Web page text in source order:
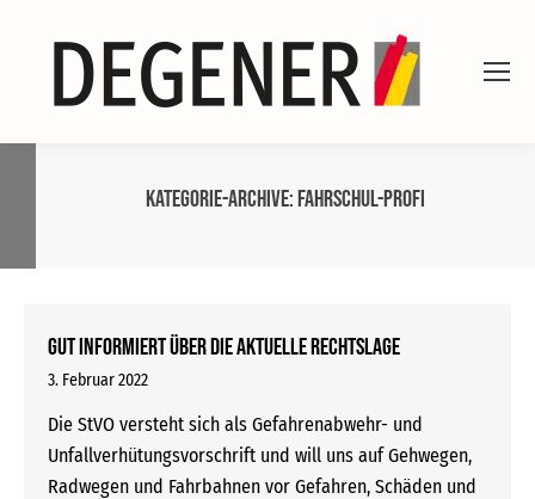
Kategorie-Archive:Fahrschul-Profi
Gut informiert über die aktuelle Rechtslage
3. Februar 2022
Die StVO versteht sich als Gefahrenabwehr- und
Unfallverhütungsvorschrift und will uns auf Gehwegen,
Radwegen und Fahrbahnen vor Gefahren, Schäden und